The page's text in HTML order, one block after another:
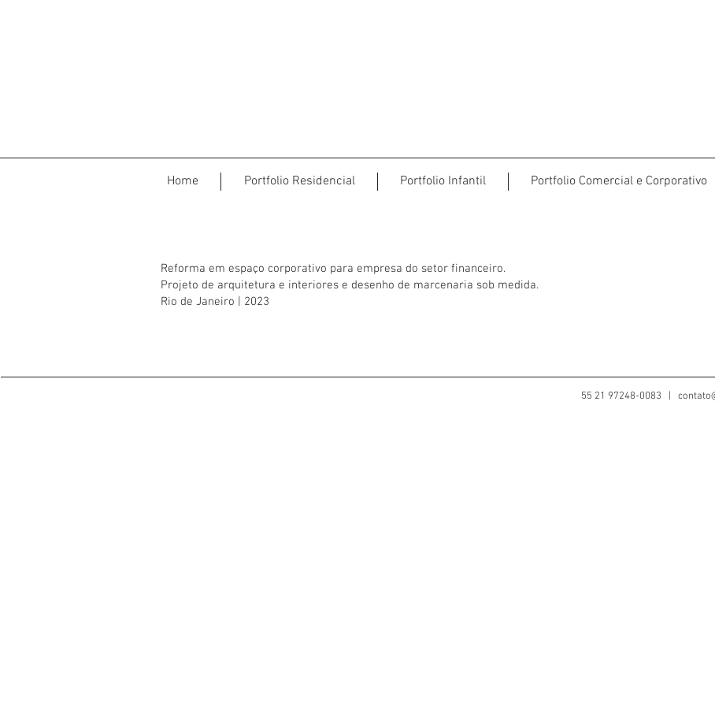
Home Portfolio Residencial Portfolio Infantil Portfolio Comercial e Corporativo
Reforma em espaço corporativo para empresa do setor financeiro.
Projeto de arquitetura e interiores e desenho de marcenaria sob medida.
Rio de Janeiro | 2023
55 21 97248-0083 |